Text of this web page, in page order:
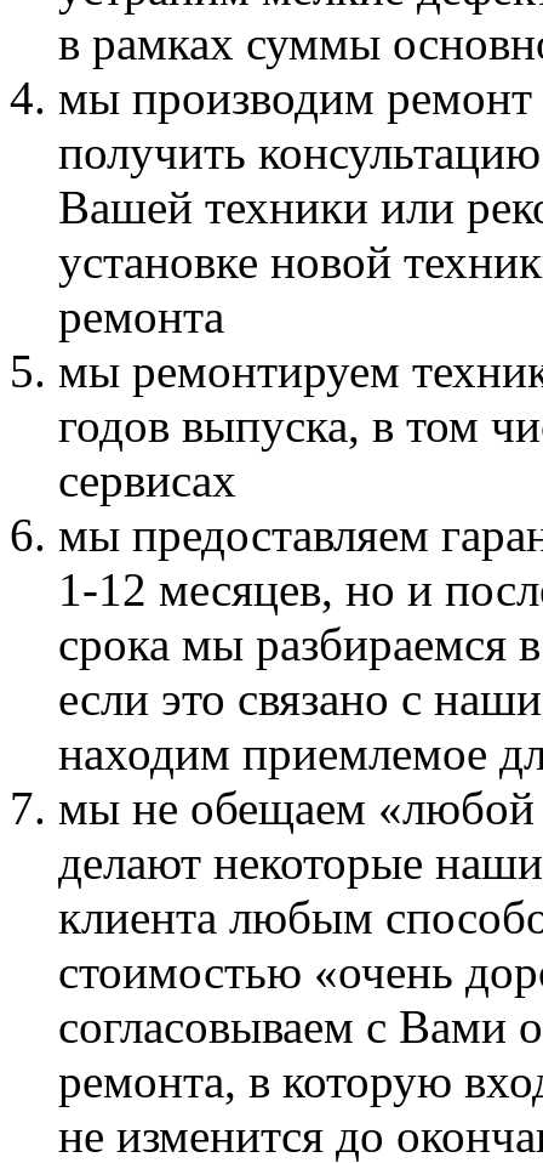
в рамках суммы
мы производим ремонт
получить
Вашей техники или
установке новой
ремонта
мы ремонтируем
годов выпуска, в том
сервисах
мы предоставляем
1-12 месяцев, но и
срока мы разбираемся
если это связано с
находим приемлемое
мы не обещаем «любой
делают некоторые
клиента любым
стоимостью «очень
согласовываем с Вами
ремонта, в которую
не изменится до